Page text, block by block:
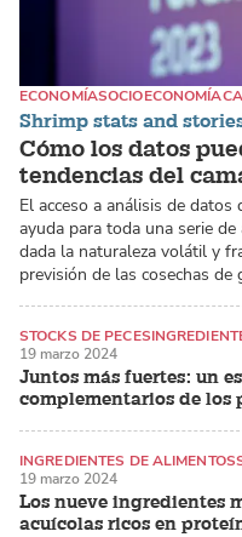
Shrimp stats and
Cómo los datos
tendencias del
ECONOMÍASOCIOECONOMÍA
El acceso a análisis de
ayuda para toda una serie
dada la naturaleza volátil y
previsión de las cosechas
Juntos más fuertes: un
complementarios de los
STOCKS DE PECES
19 marzo 2024
Los nueve ingredientes
acuícolas ricos en
INGREDIENTES DE ALIMENTOS
19 marzo 2024